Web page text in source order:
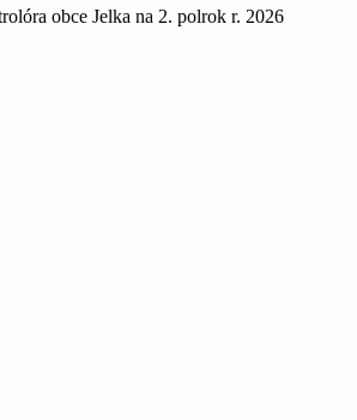
obce Jelka na 2. polrok r. 2026